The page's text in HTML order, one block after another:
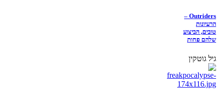
Outriders –
הרעיונות
טובים, הביצוע
שלהם פחות
גיל גוטקין